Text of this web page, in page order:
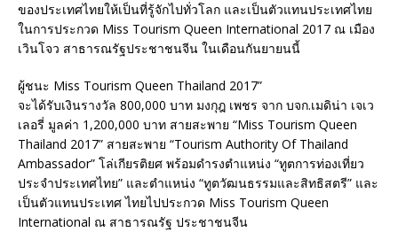
ของประเทศไทยให้เป็นที่รู้จักไปทั่วโลก และเป็นตัวแทนประเทศไทย
ในการประกวด Miss Tourism Queen International 2017 ณ เมือง
เวินโจว สาธารณรัฐประชาชนจีน ในเดือนกันยายนนี้
ผู้ชนะ Miss Tourism Queen Thailand 2017”
จะได้รับเงินรางวัล 800,000 บาท มงกุฎ เพชร จาก บจก.เมดิน่า เจเว
เลอรี่ มูลค่า 1,200,000 บาท สายสะพาย “Miss Tourism Queen
Thailand 2017” สายสะพาย “Tourism Authority Of Thailand
Ambassador” โล่เกียรติยศ พร้อมดำรงตำแหน่ง “ทูตการท่องเที่ยว
ประจำประเทศไทย” และตำแหน่ง “ทูตวัฒนธรรมและสิทธิสตรี” และ
เป็นตัวแทนประเทศ ไทยไปประกวด Miss Tourism Queen
International ณ สาธารณรัฐ ประชาชนจีน